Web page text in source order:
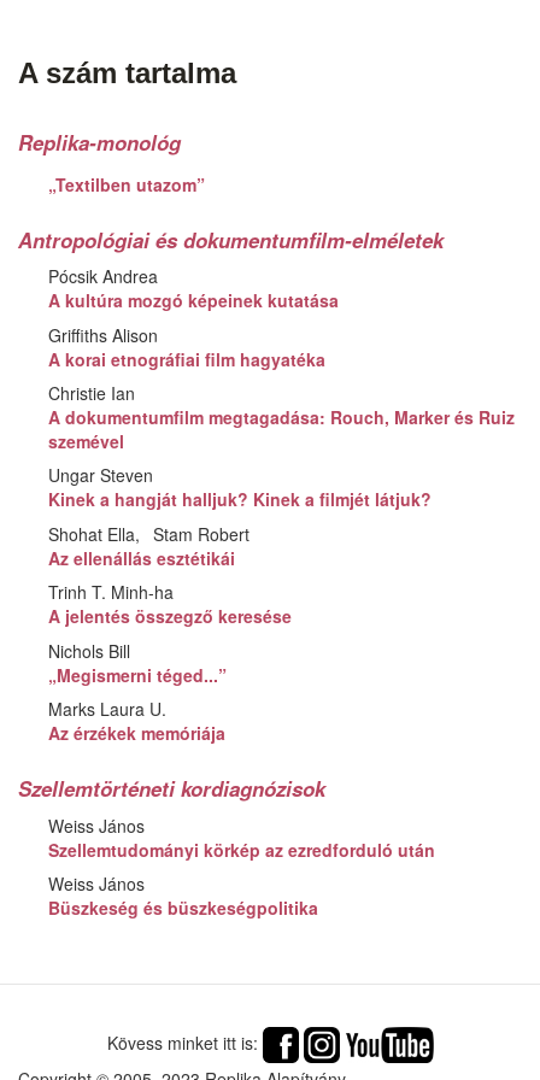
A szám tartalma
Replika-monológ
„Textilben utazom”
Antropológiai és dokumentumfilm-elméletek
Pócsik Andrea
A kultúra mozgó képeinek kutatása
Griffiths Alison
A korai etnográfiai film hagyatéka
Christie Ian
A dokumentumfilm megtagadása: Rouch, Marker és Ruiz
szemével
Ungar Steven
Kinek a hangját halljuk? Kinek a filmjét látjuk?
Shohat Ella
Stam Robert
Az ellenállás esztétikái
Trinh T. Minh-ha
A jelentés összegző keresése
Nichols Bill
„Megismerni téged...”
Marks Laura U.
Az érzékek memóriája
Szellemtörténeti kordiagnózisok
Weiss János
Szellemtudományi körkép az ezredforduló után
Weiss János
Büszkeség és büszkeségpolitika
Kövess minket itt is: